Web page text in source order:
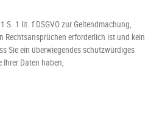
S. 1 lit. f DSGVO zur Geltendmachung,
Rechtsansprüchen erforderlich ist und kein
Sie ein überwiegendes schutzwürdiges
Ihrer Daten haben,